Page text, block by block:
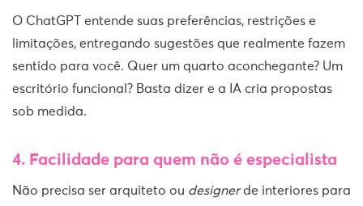
O ChatGPT entende suas preferências, restrições e
limitações, entregando sugestões que realmente fazem
sentido para você. Quer um quarto aconchegante? Um
escritório funcional? Basta dizer e a IA cria propostas
sob medida.
4. Facilidade para quem não é especialista
Não precisa ser arquiteto ou designerde interiores para